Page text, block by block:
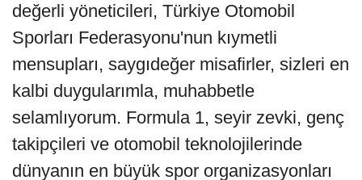
değerli yöneticileri, Türkiye Otomobil
Sporları Federasyonu'nun kıymetli
mensupları, saygıdeğer misafirler, sizleri en
kalbi duygularımla, muhabbetle
selamlıyorum. Formula 1, seyir zevki, genç
takipçileri ve otomobil teknolojilerinde
dünyanın en büyük spor organizasyonları